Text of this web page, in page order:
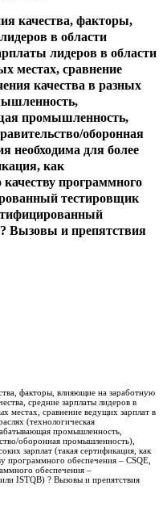
качества, факторы,
в области
лидеров в области
местах, сравнение
качества в разных
промышленность,
оборонная
необходима для более
как
программного
тестировщик
Вызовы и препятствия
факторы, влияющие на заработную
средние зарплаты лидеров в
местах, сравнение ведущих зарплат в
(технологическая
промышленность,
оборонная промышленность),
зарплат (такая сертификация, как
программного обеспечения – CSQE,
обеспечения –
ISTQB) ? Вызовы и препятствия